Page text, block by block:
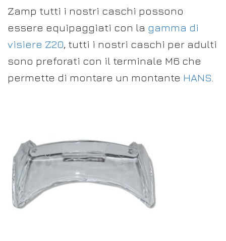
Zamp tutti i nostri caschi possono
essere equipaggiati con la gamma di
visiere Z20, tutti i nostri caschi per adulti
sono preforati con il terminale M6 che
permette di montare un montante HANS